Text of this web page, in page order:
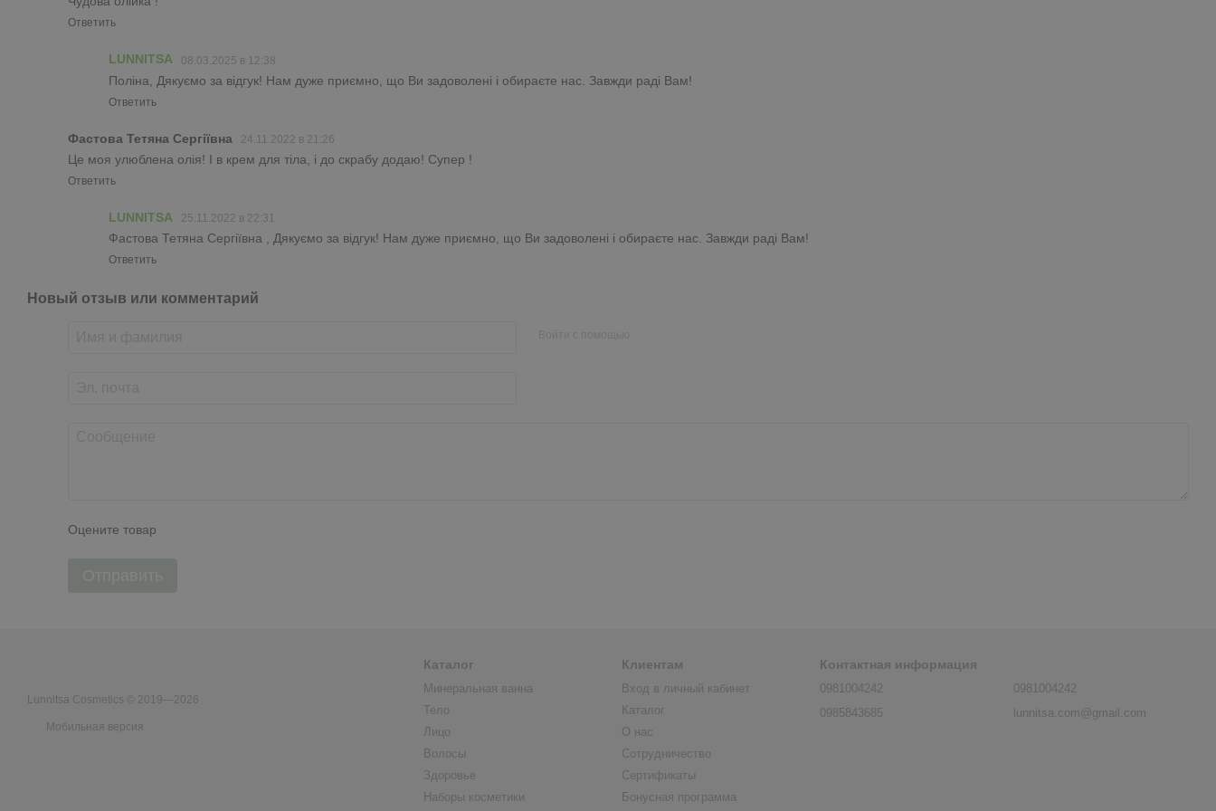
Ответить
LUNNITSA 08.03.2025 в 12:38
Поліна, Дякуємо за відгук! Нам дуже приємно, що Ви задоволені і обираєте нас. Завжди раді Вам!
Ответить
Фастова Тетяна Сергіївна 24.11.2022 в 21:26
Це моя улюблена олія! І в крем для тіла, і до скрабу додаю! Супер !
Ответить
LUNNITSA 25.11.2022 в 22:31
Фастова Тетяна Сергіївна , Дякуємо за відгук! Нам дуже приємно, що Ви задоволені і обираєте нас. Завжди раді Вам!
Ответить
Новый отзыв или комментарий
Оцените товар
Lunnitsa Cosmetics © 2019—2026
Мобильная версия
Каталог
Минеральная ванна
Тело
Лицо
Волосы
Здоровье
Наборы косметики
Клиентам
Вход в личный кабинет
Каталог
О нас
Сотрудничество
Сертификаты
Бонусная программа
Контактная информация
0981004242
0985843685
0981004242
lunnitsa.com@gmail.com